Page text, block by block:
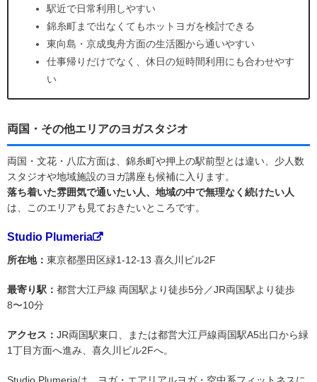
駅近で日常利用しやすい
錦糸町まで出なくてもホットヨガを検討できる
東向島・京成曳舟方面の生活圏から通いやすい
仕事帰りだけでなく、休日の短時間利用にも合わせやす
い
両国・その他エリアのヨガスタジオ
両国・文花・八広方面は、錦糸町や押上の駅前型とは違い、少人数
スタジオや地域施設のヨガ講座も候補に入ります。
落ち着いた雰囲気で通いたい人、地域の中で無理なく続けたい人
は、このエリアも見ておきたいところです。
Studio Plumeria
所在地： 東京都墨田区緑1-12-13 喜久川ビル2F
最寄り駅： 都営大江戸線 両国駅より徒歩5分／JR両国駅より徒歩
8〜10分
アクセス： JR両国駅東口、または都営大江戸線両国駅A5出口から緑
1丁目方面へ進み、喜久川ビル2Fへ。
Studio Plumeriaは、ヨガ・エアリアルヨガ・空中系フィットネスに